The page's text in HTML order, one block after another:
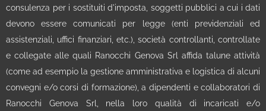
consulenza per i sostituiti d'imposta, soggetti pubblici a cui i dati
devono essere comunicati per legge (enti previdenziali ed
assistenziali, uffici finanziari, etc.), società controllanti, controllate
e collegate alle quali Ranocchi Genova Srl affida talune attività
(come ad esempio la gestione amministrativa e logistica di alcuni
convegni e/o corsi di formazione), a dipendenti e collaboratori di
Ranocchi Genova Srl, nella loro qualità di incaricati e/o